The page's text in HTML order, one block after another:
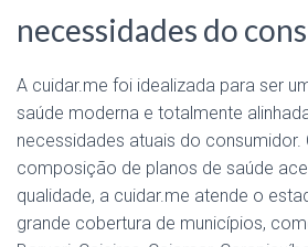
necessidades do
A cuidar.me foi idealizada para ser
saúde moderna e totalmente
necessidades atuais do consumidor.
composição de planos de saúde
qualidade, a cuidar.me atende o
grande cobertura de municípios,